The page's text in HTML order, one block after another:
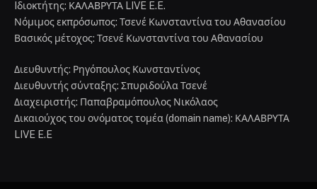
Iδιοκτήτης: ΚΑΛΑΒΡΥΤΑ LIVE E.E.
Νόμιμος εκπρόσωπος: Τσενέ Κωνσταντίνα του Αθανασίου
Βασικός μέτοχος: Τσενέ Κωνσταντίνα του Αθανασίου
Διευθυντής: Ρηγόπουλος Κωνσταντίνος
Διευθυντής σύνταξης: Σπυριδούλα Τσενέ
Διαχειριστής: Παπαβραμόπουλος Νικόλαος
Δικαιούχος του ονόματος τομέα (domain name): ΚΑΛΑΒΡΥΤΑ
LIVE E.E